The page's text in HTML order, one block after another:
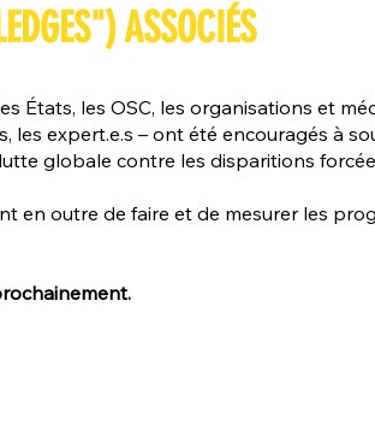
ASSOCIÉS
États, les OSC, les organisations et
les expert.e.s – ont été encouragés à
globale contre les disparitions
en outre de faire et de mesurer les